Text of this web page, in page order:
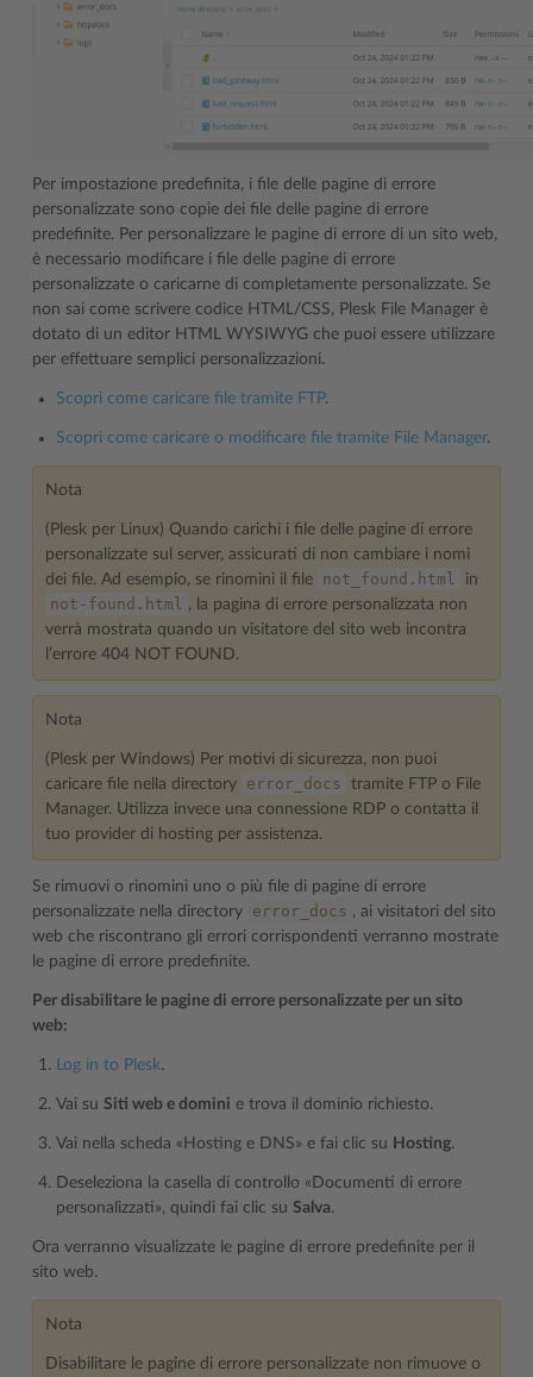
Per impostazione predefinita, i file delle pagine di errore
personalizzate sono copie dei file delle pagine di errore
predefinite. Per personalizzare le pagine di errore di un sito web,
è necessario modificare i file delle pagine di errore
personalizzate o caricarne di completamente personalizzate. Se
non sai come scrivere codice HTML/CSS, Plesk File Manager è
dotato di un editor HTML WYSIWYG che puoi essere utilizzare
per effettuare semplici personalizzazioni.
Scopri come caricare file tramite FTP.
Scopri come caricare o modificare file tramite File Manager.
Nota
(Plesk per Linux) Quando carichi i file delle pagine di errore
personalizzate sul server, assicurati di non cambiare i nomi
dei file. Ad esempio, se rinomini il file
not_found.html in
not-found.html , la pagina di errore personalizzata non
verrà mostrata quando un visitatore del sito web incontra
l’errore 404 NOT FOUND.
Nota
(Plesk per Windows) Per motivi di sicurezza, non puoi
caricare file nella directory
error_docs
tramite FTP o File
Manager. Utilizza invece una connessione RDP o contatta il
tuo provider di hosting per assistenza.
Se rimuovi o rinomini uno o più file di pagine di errore
personalizzate nella directory
error_docs , ai visitatori del sito
web che riscontrano gli errori corrispondenti verranno mostrate
le pagine di errore predefinite.
Per disabilitare le pagine di errore personalizzate per un sito
web:
Log in to Plesk.
Vai su Siti web e domini e trova il dominio richiesto.
Vai nella scheda «Hosting e DNS» e fai clic su Hosting.
Deseleziona la casella di controllo «Documenti di errore
personalizzati», quindi fai clic su Salva.
Ora verranno visualizzate le pagine di errore predefinite per il
sito web.
Nota
Disabilitare le pagine di errore personalizzate non rimuove o